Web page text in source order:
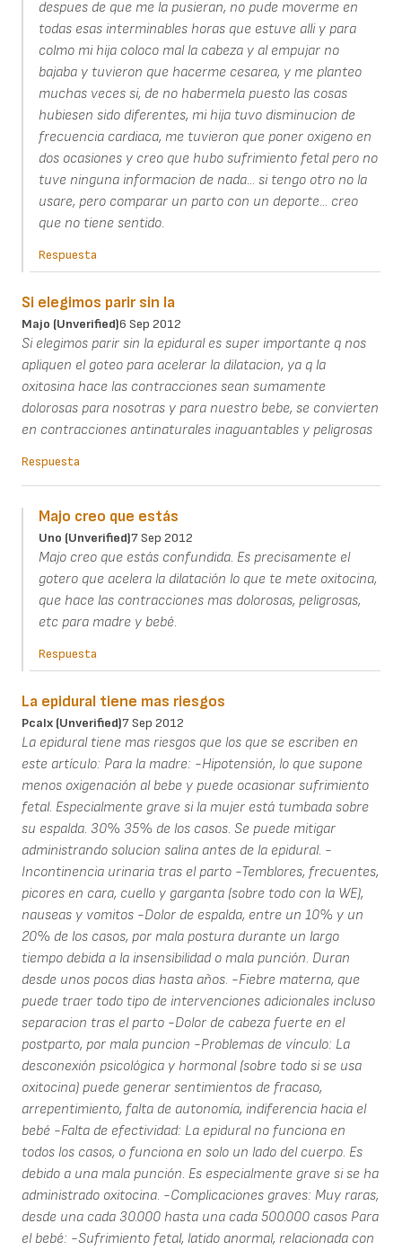
despues de que me la pusieran, no pude moverme en
todas esas interminables horas que estuve alli y para
colmo mi hija coloco mal la cabeza y al empujar no
bajaba y tuvieron que hacerme cesarea, y me planteo
muchas veces si, de no habermela puesto las cosas
hubiesen sido diferentes, mi hija tuvo disminucion de
frecuencia cardiaca, me tuvieron que poner oxigeno en
dos ocasiones y creo que hubo sufrimiento fetal pero no
tuve ninguna informacion de nada... si tengo otro no la
usare, pero comparar un parto con un deporte... creo
que no tiene sentido.
Respuesta
Si elegimos parir sin la
Majo (unverified)6 Sep 2012
Si elegimos parir sin la epidural es super importante q nos
apliquen el goteo para acelerar la dilatacion, ya q la
oxitosina hace las contracciones sean sumamente
dolorosas para nosotras y para nuestro bebe, se convierten
en contracciones antinaturales inaguantables y peligrosas
Respuesta
Majo creo que estás
Uno (unverified)7 Sep 2012
Majo creo que estás confundida. Es precisamente el
gotero que acelera la dilatación lo que te mete oxitocina,
que hace las contracciones mas dolorosas, peligrosas,
etc para madre y bebé.
Respuesta
La epidural tiene mas riesgos
Pcalx (unverified)7 Sep 2012
La epidural tiene mas riesgos que los que se escriben en
este artículo: Para la madre: -Hipotensión, lo que supone
menos oxigenación al bebe y puede ocasionar sufrimiento
fetal. Especialmente grave si la mujer está tumbada sobre
su espalda. 30% 35% de los casos. Se puede mitigar
administrando solucion salina antes de la epidural. -
Incontinencia urinaria tras el parto -Temblores, frecuentes,
picores en cara, cuello y garganta (sobre todo con la WE),
nauseas y vomitos -Dolor de espalda, entre un 10% y un
20% de los casos, por mala postura durante un largo
tiempo debida a la insensibilidad o mala punción. Duran
desde unos pocos dias hasta años. -Fiebre materna, que
puede traer todo tipo de intervenciones adicionales incluso
separacion tras el parto -Dolor de cabeza fuerte en el
postparto, por mala puncion -Problemas de vínculo: La
desconexión psicológica y hormonal (sobre todo si se usa
oxitocina) puede generar sentimientos de fracaso,
arrepentimiento, falta de autonomía, indiferencia hacia el
bebé -Falta de efectividad: La epidural no funciona en
todos los casos, o funciona en solo un lado del cuerpo. Es
debido a una mala punción. Es especialmente grave si se ha
administrado oxitocina. -Complicaciones graves: Muy raras,
desde una cada 30.000 hasta una cada 500.000 casos Para
el bebé: -Sufrimiento fetal, latido anormal, relacionada con